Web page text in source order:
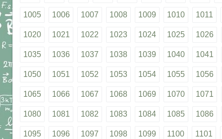
1005 1006 1007 1008 1009 1010 1011
1020 1021 1022 1023 1024 1025 1026
1035 1036 1037 1038 1039 1040 1041
1050 1051 1052 1053 1054 1055 1056
1065 1066 1067 1068 1069 1070 1071
1080 1081 1082 1083 1084 1085 1086
1095 1096 1097 1098 1099 1100 1101